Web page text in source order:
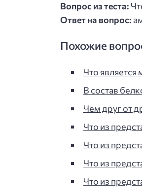
Вопрос из теста:
Ответ на вопрос:
Похожие
Что
В состав
Чем друг от
Что из
Что из
Что из
Что из